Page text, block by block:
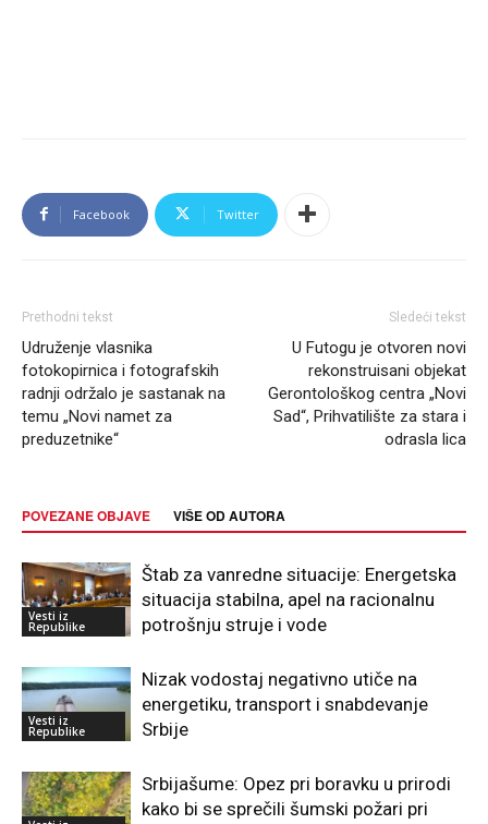
Facebook Twitter
Prethodni tekst
Udruženje vlasnika
fotokopirnica i fotografskih
radnji održalo je sastanak na
temu „Novi namet za
preduzetnike“
Sledeći tekst
U Futogu je otvoren novi
rekonstruisani objekat
Gerontološkog centra „Novi
Sad“, Prihvatilište za stara i
odrasla lica
POVEZANE OBJAVE VIŠE OD AUTORA
Vesti iz
Republike
Štab za vanredne situacije: Energetska
situacija stabilna, apel na racionalnu
potrošnju struje i vode
Vesti iz
Republike
Nizak vodostaj negativno utiče na
energetiku, transport i snabdevanje
Srbije
Srbijašume: Opez pri boravku u prirodi
kako bi se sprečili šumski požari pri